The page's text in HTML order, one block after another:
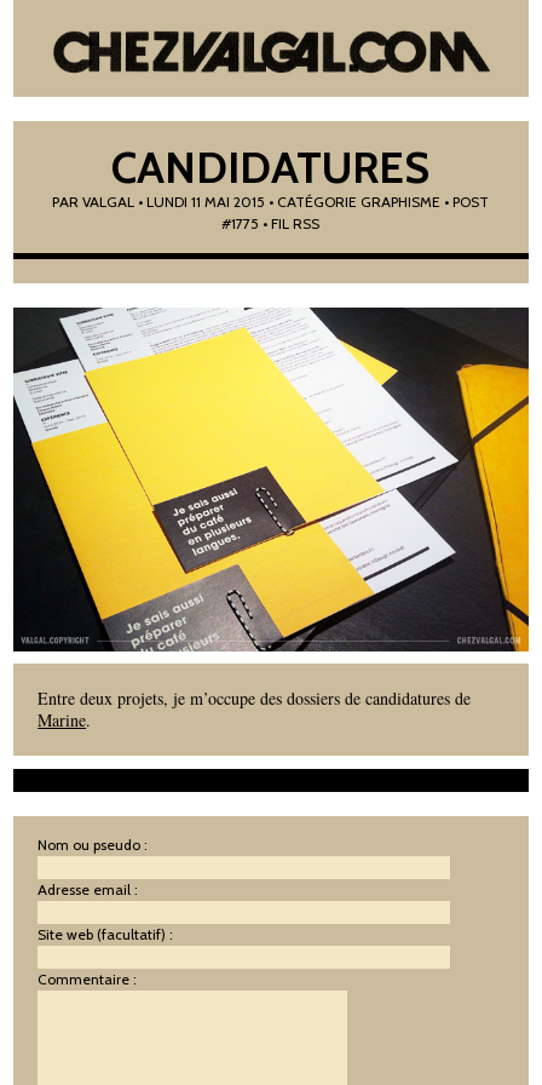
CANDIDATURES
PARVALGAL •LUNDI 11 MAI 2015 • CATÉGORIE GRAPHISME • POST
#1775 • FIL RSS
Entre deux projets, je m’occupe des dossiers de candidatures de
Marine.
Nom ou pseudo :
Adresse email :
Site web (facultatif) :
Commentaire :